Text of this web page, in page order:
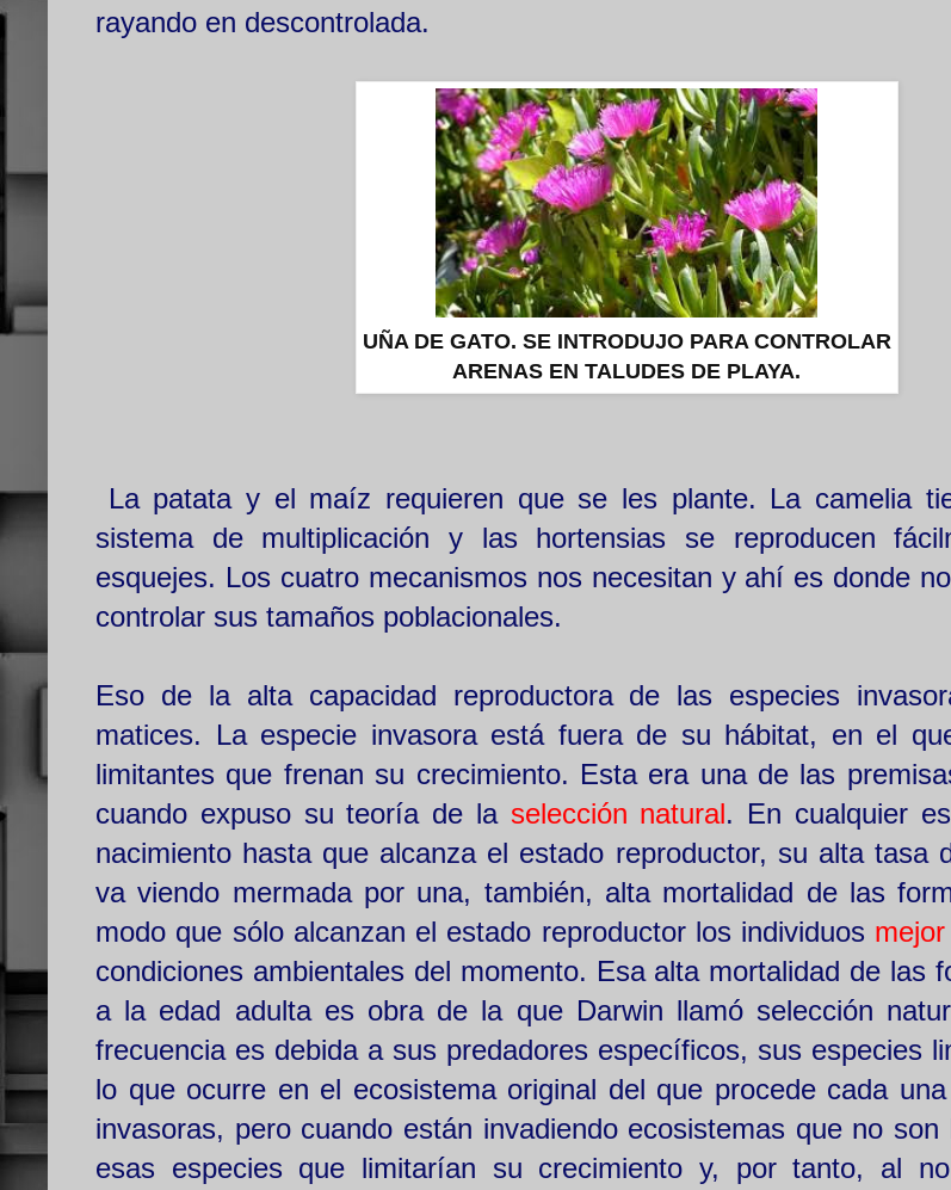
rayando en descontrolada.
UÑA DE GATO. SE INTRODUJO PARA CONTROLAR
ARENAS EN TALUDES DE PLAYA.
La patata y el maíz requieren que se les plante. La camelia
sistema de multiplicación y las hortensias se reproducen
esquejes. Los cuatro mecanismos nos necesitan y ahí es donde
controlar sus tamaños poblacionales.
Eso de la alta capacidad reproductora de las especies
matices. La especie invasora está fuera de su hábitat, en el
limitantes que frenan su crecimiento. Esta era una de las
cuando expuso su teoría de la selección natural. En cualquier
nacimiento hasta que alcanza el estado reproductor, su alta tasa
va viendo mermada por una, también, alta mortalidad de las
modo que sólo alcanzan el estado reproductor los individuos
condiciones ambientales del momento. Esa alta mortalidad de las
a la edad adulta es obra de la que Darwin llamó selección
frecuencia es debida a sus predadores específicos, sus especies
lo que ocurre en el ecosistema original del que procede cada
invasoras, pero cuando están invadiendo ecosistemas que no
esas especies que limitarían su crecimiento y, por tanto, al